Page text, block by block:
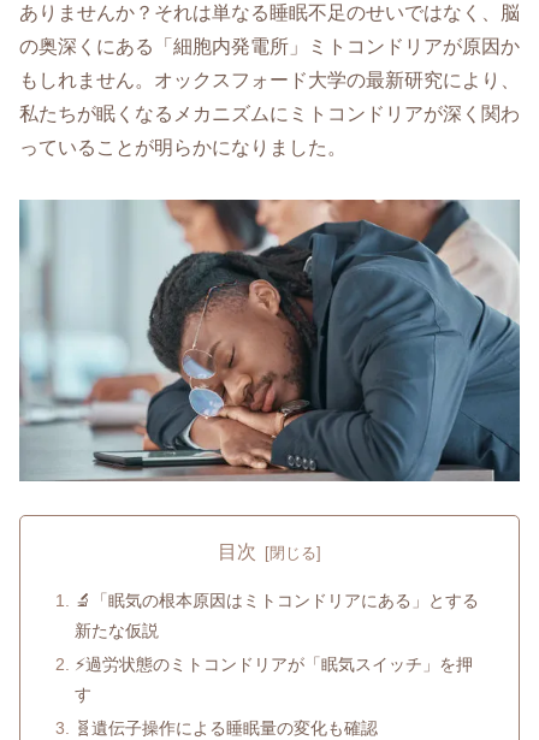
ありませんか？それは単なる睡眠不足のせいではなく、脳
の奥深くにある「細胞内発電所」ミトコンドリアが原因か
もしれません。オックスフォード大学の最新研究により、
私たちが眠くなるメカニズムにミトコンドリアが深く関わ
っていることが明らかになりました。
目次
🔬「眠気の根本原因はミトコンドリアにある」とする
新たな仮説
⚡過労状態のミトコンドリアが「眠気スイッチ」を押
す
🧬遺伝子操作による睡眠量の変化も確認